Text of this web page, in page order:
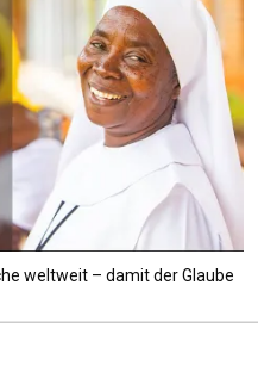
weltweit – damit der Glaube